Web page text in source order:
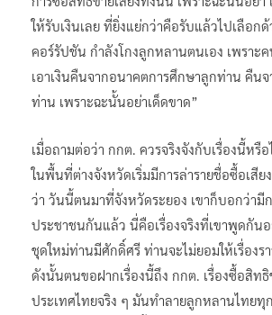
ให้รับเงินเลย ที่ยิ่งแย่กว่าคือรับแล้วไปเลือก
คอร์รัปชัน กำลังโกงลูกหลานตนเอง เพราะ
เอาเงินคืนจากอนาคตการศึกษาลูกท่าน คืน
ท่าน เพราะฉะนั้นอย่าเด็ดขาด”
เมื่อถามต่อว่า กกต. ควรจริงจังกับเรื่องนี้หรื
ในพื้นที่ต่างจังหวัดเริ่มมีการล่ารายชื่อซื้อเสีย
ว่า วันนี้ตนมาที่จังหวัดระยอง เขาก็บอกว่ามี
ประชาชนกันแล้ว นี่คือเรื่องจริงที่เขาพูดกัน
ชุดใหม่ท่านมีศักดิ์ศรี ท่านจะไม่ยอมให้เรื่องร
ดังนั้นตนขอฝากเรื่องนี้ถึง กกต. เรื่องซื้อสิทธิ
ประเทศไทยจริง ๆ มันทำลายลูกหลานไทย